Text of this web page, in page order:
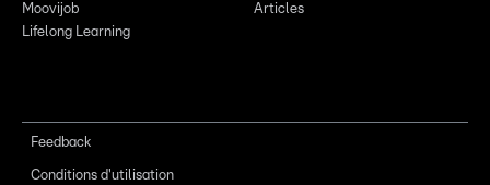
Moovijob
Lifelong Learning
Articles
Feedback
Conditions d'utilisation